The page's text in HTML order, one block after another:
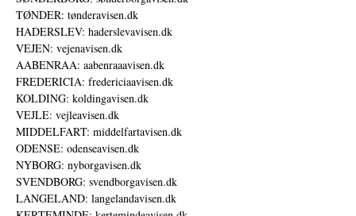
TØNDER: tønderavisen.dk
HADERSLEV: haderslevavisen.dk
VEJEN: vejenavisen.dk
AABENRAA: aabenraaavisen.dk
FREDERICIA: fredericiaavisen.dk
KOLDING: koldingavisen.dk
VEJLE: vejleavisen.dk
MIDDELFART: middelfartavisen.dk
ODENSE: odenseavisen.dk
NYBORG: nyborgavisen.dk
SVENDBORG: svendborgavisen.dk
LANGELAND: langelandavisen.dk